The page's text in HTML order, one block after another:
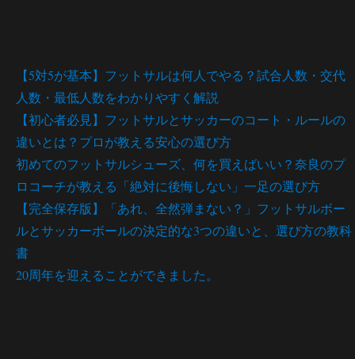
【5対5が基本】フットサルは何人でやる？試合人数・交代
人数・最低人数をわかりやすく解説
【初心者必見】フットサルとサッカーのコート・ルールの
違いとは？プロが教える安心の選び方
初めてのフットサルシューズ、何を買えばいい？奈良のプ
ロコーチが教える「絶対に後悔しない」一足の選び方
【完全保存版】「あれ、全然弾まない？」フットサルボー
ルとサッカーボールの決定的な3つの違いと、選び方の教科
書
20周年を迎えることができました。